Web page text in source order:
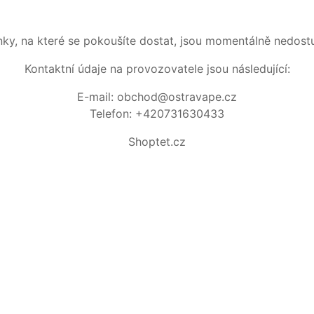
na které se pokoušíte dostat, jsou momentálně
Kontaktní údaje na provozovatele jsou následující:
E-mail: obchod@ostravape.cz
Telefon: +420731630433
Shoptet.cz